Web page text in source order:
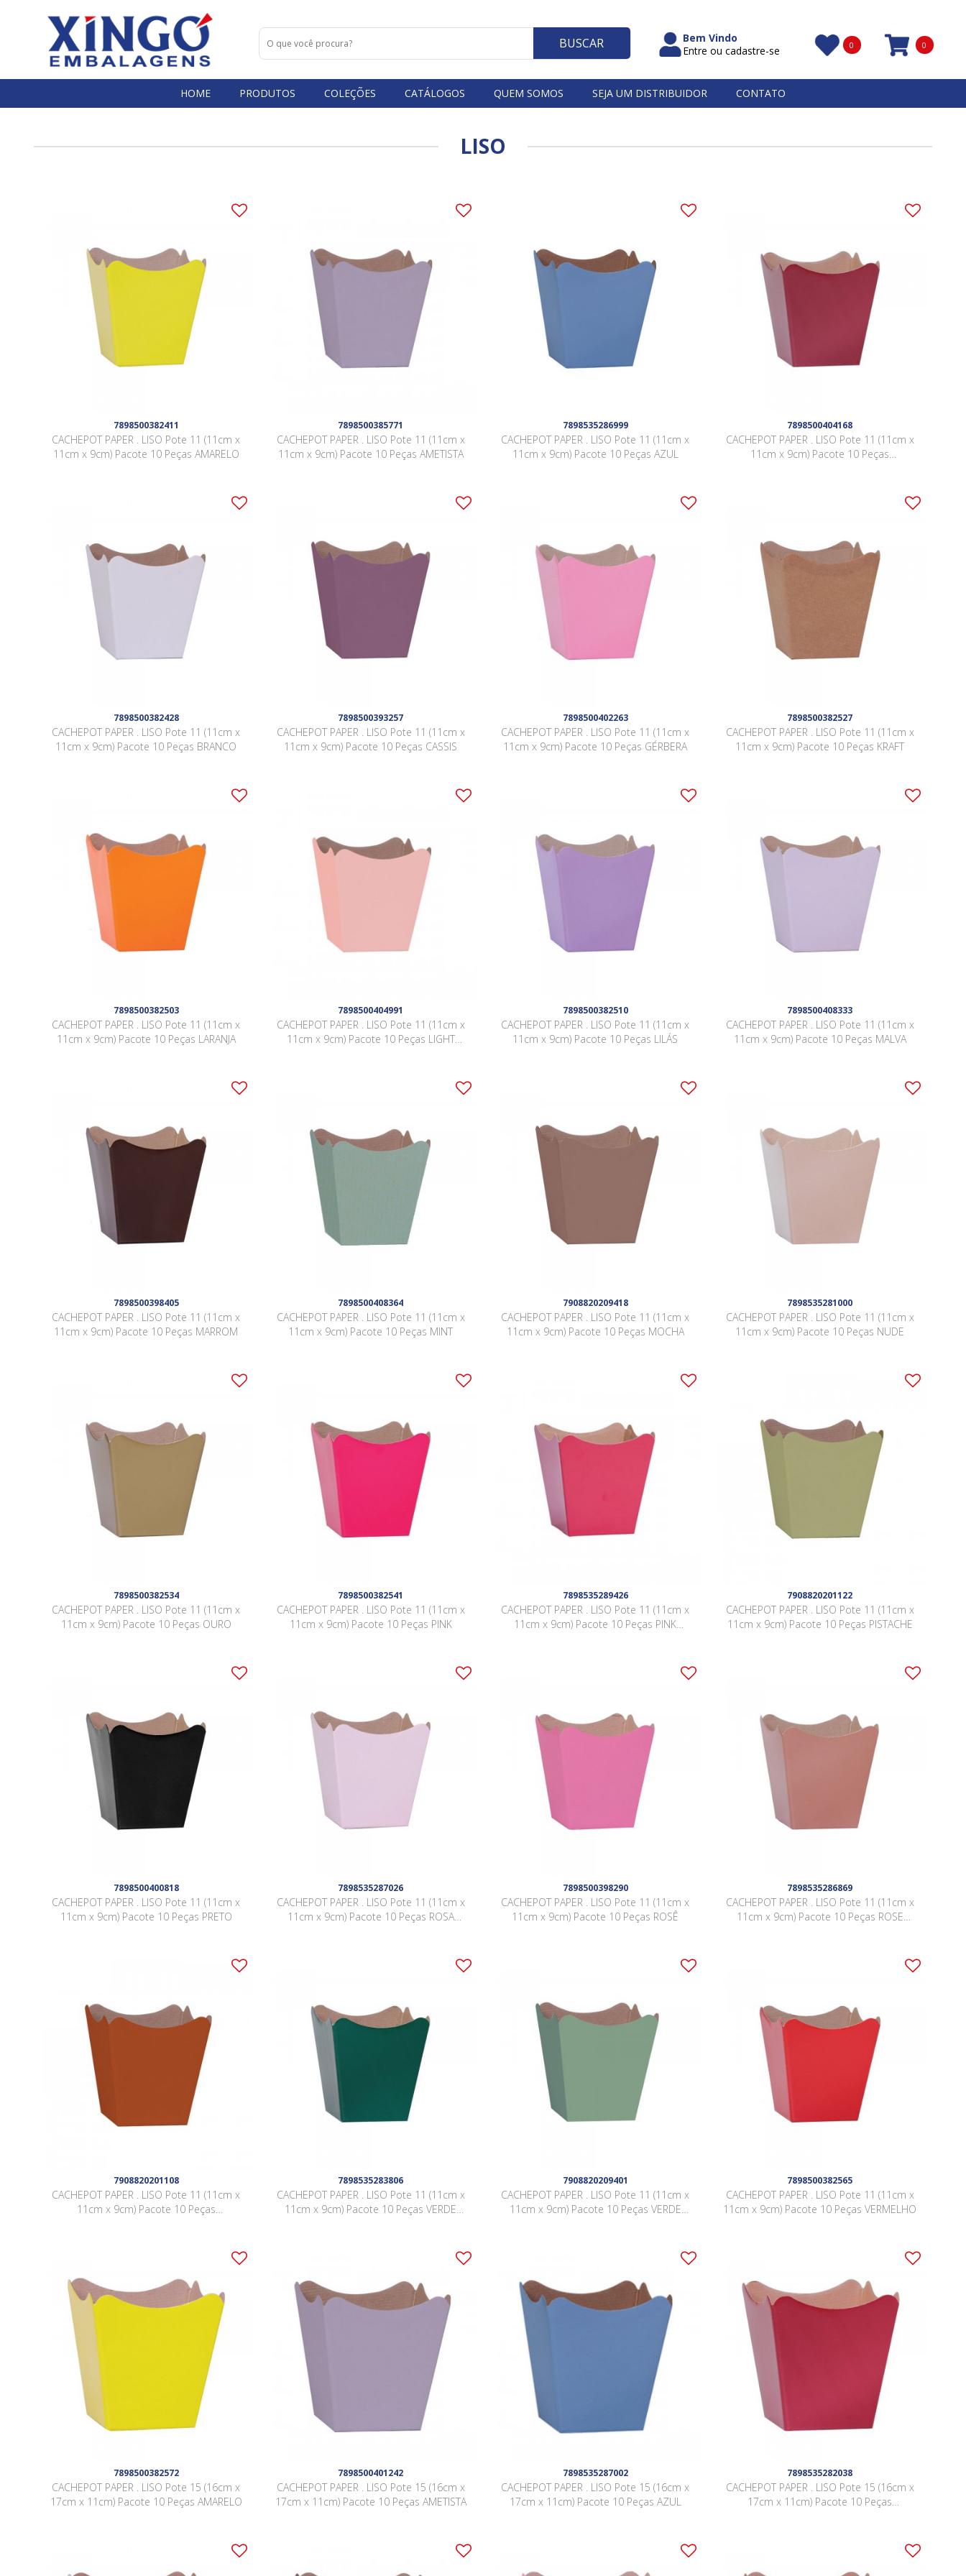
BUSCAR
0
0
Bem Vindo
Entre ou cadastre-se
HOME PRODUTOS COLEÇÕES CATÁLOGOS QUEM SOMOS SEJA UM DISTRIBUIDOR CONTATO
LISO
7898500382411
CACHEPOT PAPER . LISO Pote 11 (11cm x
11cm x 9cm) Pacote 10 Peças AMARELO
7898500385771
CACHEPOT PAPER . LISO Pote 11 (11cm x
11cm x 9cm) Pacote 10 Peças AMETISTA
7898535286999
CACHEPOT PAPER . LISO Pote 11 (11cm x
11cm x 9cm) Pacote 10 Peças AZUL
7898500404168
CACHEPOT PAPER . LISO Pote 11 (11cm x
11cm x 9cm) Pacote 10 Peças
7898500382428
CACHEPOT PAPER . LISO Pote 11 (11cm x
11cm x 9cm) Pacote 10 Peças BRANCO
7898500393257
CACHEPOT PAPER . LISO Pote 11 (11cm x
11cm x 9cm) Pacote 10 Peças CASSIS
7898500402263
CACHEPOT PAPER . LISO Pote 11 (11cm x
11cm x 9cm) Pacote 10 Peças GÉRBERA
7898500382527
CACHEPOT PAPER . LISO Pote 11 (11cm x
11cm x 9cm) Pacote 10 Peças KRAFT
7898500382503
CACHEPOT PAPER . LISO Pote 11 (11cm x
11cm x 9cm) Pacote 10 Peças LARANJA
7898500404991
CACHEPOT PAPER . LISO Pote 11 (11cm x
11cm x 9cm) Pacote 10 Peças LIGHT
7898500382510
CACHEPOT PAPER . LISO Pote 11 (11cm x
11cm x 9cm) Pacote 10 Peças LILÁS
7898500408333
CACHEPOT PAPER . LISO Pote 11 (11cm x
11cm x 9cm) Pacote 10 Peças MALVA
7898500398405
CACHEPOT PAPER . LISO Pote 11 (11cm x
11cm x 9cm) Pacote 10 Peças MARROM
7898500408364
CACHEPOT PAPER . LISO Pote 11 (11cm x
11cm x 9cm) Pacote 10 Peças MINT
7908820209418
CACHEPOT PAPER . LISO Pote 11 (11cm x
11cm x 9cm) Pacote 10 Peças MOCHA
7898535281000
CACHEPOT PAPER . LISO Pote 11 (11cm x
11cm x 9cm) Pacote 10 Peças NUDE
7898500382534
CACHEPOT PAPER . LISO Pote 11 (11cm x
11cm x 9cm) Pacote 10 Peças OURO
7898500382541
CACHEPOT PAPER . LISO Pote 11 (11cm x
11cm x 9cm) Pacote 10 Peças PINK
7898535289426
CACHEPOT PAPER . LISO Pote 11 (11cm x
11cm x 9cm) Pacote 10 Peças PINK
7908820201122
CACHEPOT PAPER . LISO Pote 11 (11cm x
11cm x 9cm) Pacote 10 Peças PISTACHE
7898500400818
CACHEPOT PAPER . LISO Pote 11 (11cm x
11cm x 9cm) Pacote 10 Peças PRETO
7898535287026
CACHEPOT PAPER . LISO Pote 11 (11cm x
11cm x 9cm) Pacote 10 Peças ROSA
7898500398290
CACHEPOT PAPER . LISO Pote 11 (11cm x
11cm x 9cm) Pacote 10 Peças ROSÊ
7898535286869
CACHEPOT PAPER . LISO Pote 11 (11cm x
11cm x 9cm) Pacote 10 Peças ROSE
7908820201108
CACHEPOT PAPER . LISO Pote 11 (11cm x
11cm x 9cm) Pacote 10 Peças
7898535283806
CACHEPOT PAPER . LISO Pote 11 (11cm x
11cm x 9cm) Pacote 10 Peças VERDE
7908820209401
CACHEPOT PAPER . LISO Pote 11 (11cm x
11cm x 9cm) Pacote 10 Peças VERDE
7898500382565
CACHEPOT PAPER . LISO Pote 11 (11cm x
11cm x 9cm) Pacote 10 Peças VERMELHO
7898500382572
CACHEPOT PAPER . LISO Pote 15 (16cm x
17cm x 11cm) Pacote 10 Peças AMARELO
7898500401242
CACHEPOT PAPER . LISO Pote 15 (16cm x
17cm x 11cm) Pacote 10 Peças AMETISTA
7898535287002
CACHEPOT PAPER . LISO Pote 15 (16cm x
17cm x 11cm) Pacote 10 Peças AZUL
7898535282038
CACHEPOT PAPER . LISO Pote 15 (16cm x
17cm x 11cm) Pacote 10 Peças